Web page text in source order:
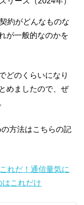
約がどんなものな
が一般的なのかを
どのくらいになり
めましたので、ぜ
方法はこちらの記
れだ！通信量気に
これだけ